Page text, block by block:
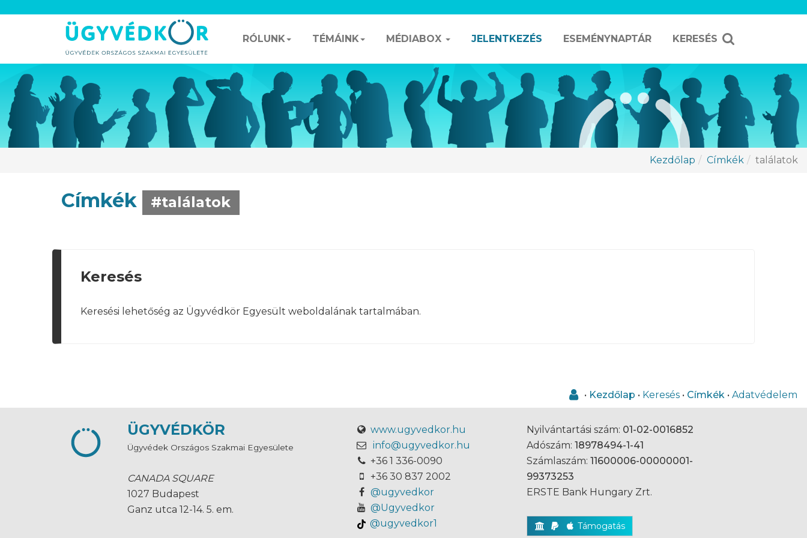
RÓLUNK TÉMÁINK MÉDIABOX JELENTKEZÉS ESEMÉNYNAPTÁR KERESÉS
Kezdőlap Címkék találatok
Címkék #találatok
Keresés
Keresési lehetőség az Ügyvédkör Egyesült weboldalának tartalmában.
• Kezdőlap • Keresés • Címkék • Adatvédelem
ÜGYVÉDKÖR
Ügyvédek Országos Szakmai Egyesülete
CANADA SQUARE
1027 Budapest
Ganz utca 12-14. 5. em.
www.ugyvedkor.hu
info@ugyvedkor.hu
+36 1 336-0090
+36 30 837 2002
@ugyvedkor
@Ugyvedkor
@ugyvedkor1
Nyilvántartási szám: 01-02-0016852
Adószám: 18978494-1-41
Számlaszám: 11600006-00000001-
99373253
ERSTE Bank Hungary Zrt.
Támogatás